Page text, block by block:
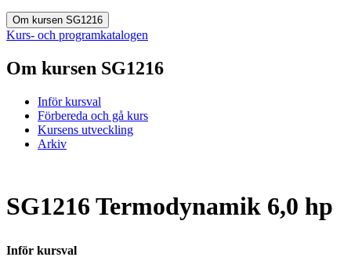
Om kursen SG1216
Kurs- och programkatalogen
Om kursen SG1216
Inför kursval
Förbereda och gå kurs
Kursens utveckling
Arkiv
SG1216 Termodynamik 6,0 hp
Inför kursval